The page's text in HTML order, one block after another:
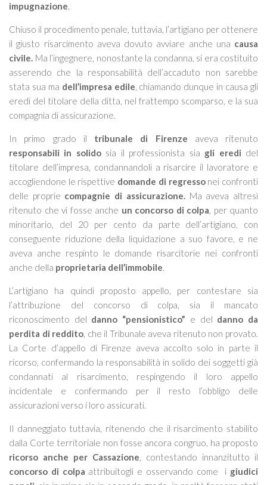
impugnazione.
Chiuso il procedimento penale, tuttavia, l’artigiano per ottenere
il giusto risarcimento aveva dovuto avviare anche una causa
civile. Ma l’ingegnere, nonostante la condanna, si era costituito
asserendo che la responsabilità dell’accaduto non sarebbe
stata sua ma dell’impresa edile, chiamando dunque in causa gli
eredi del titolare della ditta, nel frattempo scomparso, e la sua
compagnia di assicurazione.
In primo grado il tribunale di Firenze aveva ritenuto
responsabili in solidosia il professionista sia gli eredi del
titolare dell’impresa, condannandoli a risarcire il lavoratore e
accogliendone le rispettive domande di regressonei confronti
delle proprie compagnie di assicurazione. Ma aveva altresì
ritenuto che vi fosse anche un concorso di colpa, per quanto
minoritario, del 20 per cento da parte dell’artigiano, con
conseguente riduzione della liquidazione a suo favore, e ne
aveva anche respinto le domande risarcitorie nei confronti
anche della proprietaria dell’immobile.
L’artigiano ha quindi proposto appello, per contestare sia
l’attribuzione del concorso di colpa, sia il mancato
riconoscimento del danno “pensionistico” e del danno da
perdita di reddito, che il Tribunale aveva ritenuto non provato.
La Corte d’appello di Firenze aveva accolto solo in parte il
ricorso, confermando la responsabilità in solido dei soggetti già
condannati al risarcimento, respingendo il loro appello
incidentale e confermando per il resto l’obbligo delle
assicurazioni verso i loro assicurati.
Il danneggiato tuttavia, ritenendo che il risarcimento stabilito
dalla Corte territoriale non fosse ancora congruo, ha proposto
ricorso anche per Cassazione, contestando innanzitutto il
concorso di colpa attribuitogli e osservando come i giudici